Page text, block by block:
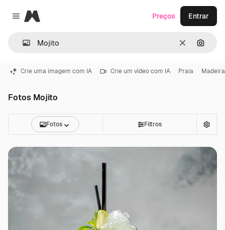
Close menu
Magnific
Limpar
Preços Entrar
Crie uma imagem com IA Crie um vídeo com IA Praia Madeira
Fotos Mojito
Fotos Filtros